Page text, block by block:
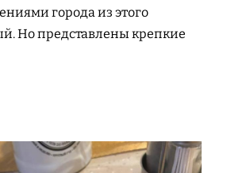
города из этого
Но представлены крепкие